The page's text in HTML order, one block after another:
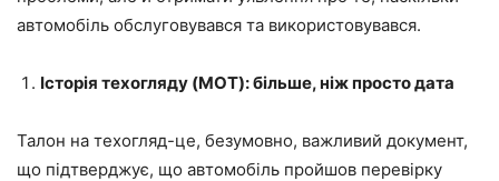
автомобіль обслуговувався та використовувався.
Історія техогляду (MOT): більше, ніж просто дата
Талон на техогляд-це, безумовно, важливий документ,
що підтверджує, що автомобіль пройшов перевірку